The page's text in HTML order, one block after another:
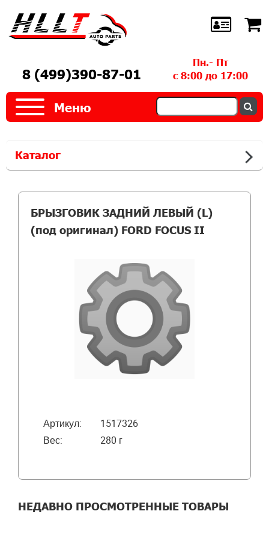
8 (499)390-87-01
Пн.- Пт
с 8:00 до 17:00
Меню
Каталог
БРЫЗГОВИК ЗАДНИЙ ЛЕВЫЙ (L)
(под оригинал) FORD FOCUS II
Артикул:
1517326
Вес:
280 г
НЕДАВНО ПРОСМОТРЕННЫЕ ТОВАРЫ